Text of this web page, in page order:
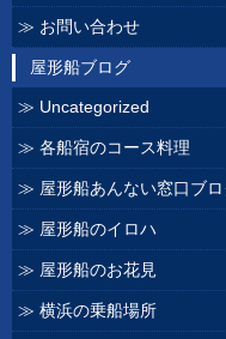
お問い合わせ
屋形船ブログ
Uncategorized
各船宿のコース料理
屋形船あんない窓口ブ
屋形船のイロハ
屋形船のお花見
横浜の乗船場所